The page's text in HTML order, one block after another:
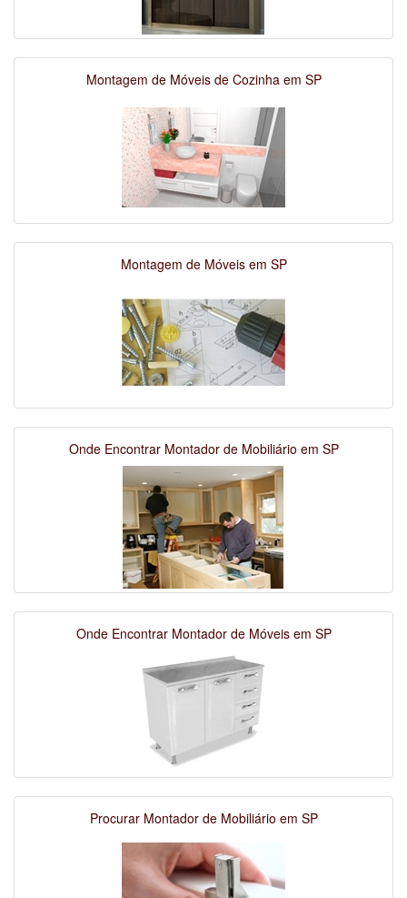
Montagem de Móveis de Cozinha em SP
Montagem de Móveis em SP
Onde Encontrar Montador de Mobiliário em SP
Onde Encontrar Montador de Móveis em SP
Procurar Montador de Mobiliário em SP